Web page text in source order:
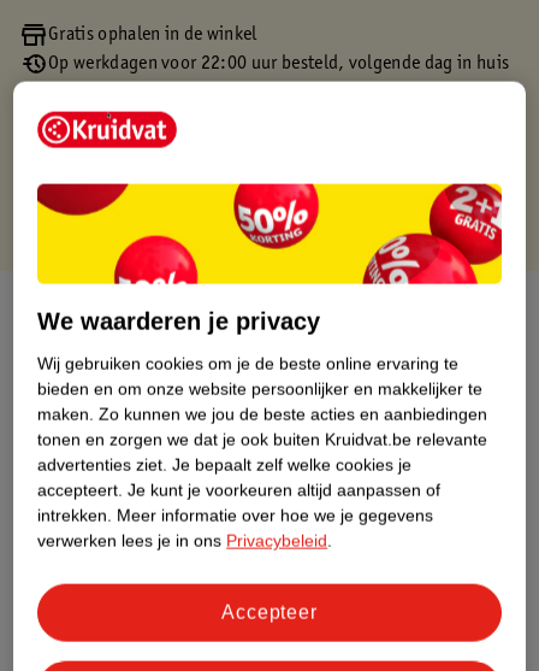
Gratis ophalen in de winkel
Op werkdagen voor 22:00 uur besteld, volgende dag in huis
Gratis retourneren binnen 30 dagen
Gratis punten met je Kruidvat kaart
Over dit product
Productinformatie
Etiketinformatie
Nature Impact Score
Dit product heeft (nog) geen Nature
We waarderen je privacy
Wij gebruiken cookies om je de beste online ervaring te
bieden en om onze website persoonlijker en makkelijker te
maken. Zo kunnen we jou de beste acties en aanbiedingen
tonen en zorgen we dat je ook buiten Kruidvat.be relevante
advertenties ziet. Je bepaalt zelf welke cookies je
accepteert. Je kunt je voorkeuren altijd aanpassen of
intrekken. Meer informatie over hoe we je gegevens
verwerken lees je in ons Privacybeleid.
Accepteer